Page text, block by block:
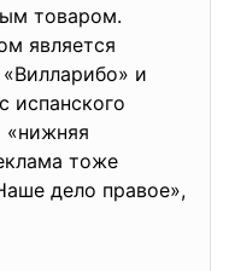
товаром.
является
и
испанского
«нижняя
тоже
дело правое»,